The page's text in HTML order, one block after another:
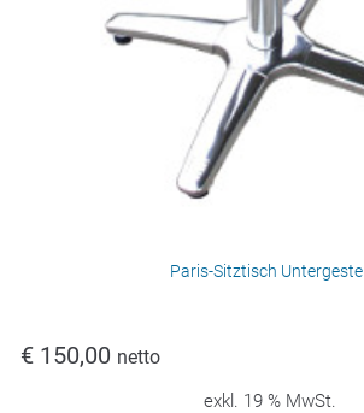
Paris-Sitztisch Untergestell
€ 150,00 netto
exkl. 19 % MwSt.